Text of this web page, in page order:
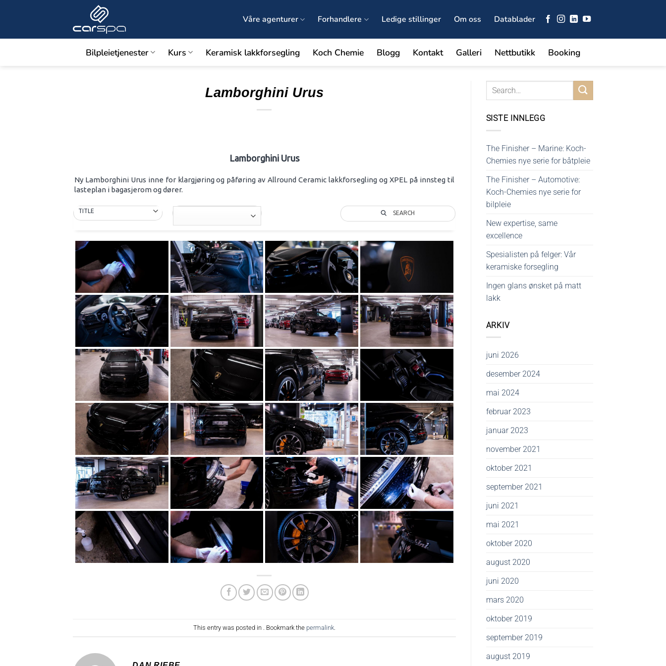
Våre agenturer Forhandlere Ledige stillinger Om oss Datablader
Bilpleietjenester Kurs Keramisk lakkforsegling Koch Chemie Blogg Kontakt Galleri Nettbutikk Booking
Lamborghini Urus
Lamborghini Urus
Ny Lamborghini Urus inne for klargjøring og påføring av Allround Ceramic lakkforsegling og XPEL på innsteg til
lasteplan i bagasjerom og dører.
SEARCH
This entry was posted in . Bookmark the permalink.
SISTE INNLEGG
The Finisher – Marine: Koch-
Chemies nye serie for båtpleie
The Finisher – Automotive:
Koch-Chemies nye serie for
bilpleie
New expertise, same
excellence
Spesialisten på felger: Vår
keramiske forsegling
Ingen glans ønsket på matt
lakk
ARKIV
juni 2026
desember 2024
mai 2024
februar 2023
januar 2023
november 2021
oktober 2021
september 2021
juni 2021
mai 2021
oktober 2020
august 2020
juni 2020
mars 2020
oktober 2019
september 2019
august 2019